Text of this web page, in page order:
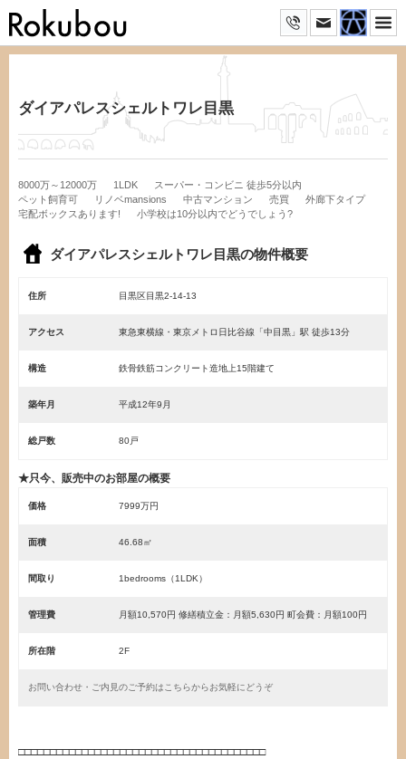
ダイアパレスシェルトワレ目黒
8000万～12000万 1LDK
スーパー・コンビニ 徒歩5分以内
ペット飼育可
リノベmansions 中古マンション 売買
外廊下タイプ
宅配ボックスあります!
小学校は10分以内でどうでしょう?
ダイアパレスシェルトワレ目黒の物件概要
住所 目黒区目黒2-14-13
アクセス 東急東横線・東京メトロ日比谷線「中目黒」駅 徒歩13分
構造 鉄骨鉄筋コンクリート造地上15階建て
築年月 平成12年9月
総戸数 80戸
★只今、販売中のお部屋の概要
価格 7999万円
面積 46.68㎡
間取り 1bedrooms（1LDK）
管理費 月額10,570円 修繕積立金：月額5,630円 町会費：月額100円
所在階 2F
お問い合わせ・ご内見のご予約はこちらからお気軽にどうぞ
□□□□□□□□□□□□□□□□□□□□□□□□□□□□□□□□□□□□□□□